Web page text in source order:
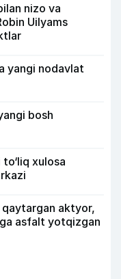
nizo va
Uilyams
yangi nodavlat
bosh
xulosa
aktyor,
asfalt yotqizgan